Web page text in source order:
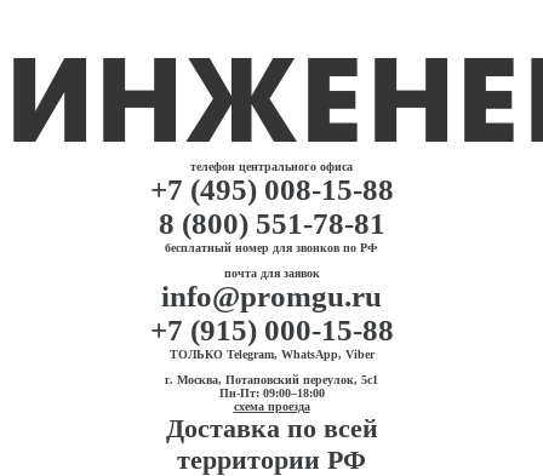
телефон центрального офиса
+7 (495) 008-15-88
8 (800) 551-78-81
бесплатный номер для звонков по РФ
почта для заявок
info@promgu.ru
+7 (915) 000-15-88
ТОЛЬКО Telegram, WhatsApp, Viber
г. Москва, Потаповский переулок, 5с1
Пн-Пт: 09:00–18:00
схема проезда
Доставка по всей
территории РФ